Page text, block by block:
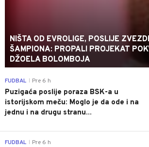
NIŠTA OD EVROLIGE, POSLIJE
ŠAMPIONA: PROPALI PROJEKAT
DŽOELA BOLOMBOJA
FUDBAL Pre 6 h
Puzigaća poslije poraza BSK-a u
istorijskom meču: Moglo je da ode i na
jednu i na drugu stranu...
FUDBAL Pre 6 h